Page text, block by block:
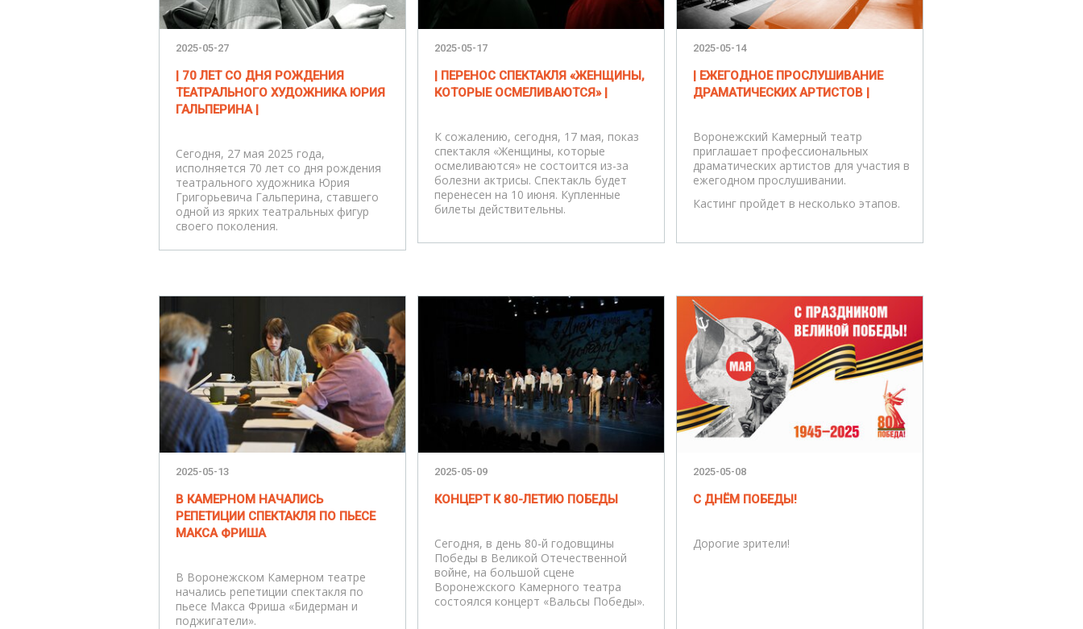
2025-05-27
| 70 ЛЕТ СО ДНЯ РОЖДЕНИЯ
ТЕАТРАЛЬНОГО ХУДОЖНИКА ЮРИЯ
ГАЛЬПЕРИНА |
Сегодня, 27 мая 2025 года,
исполняется 70 лет со дня рождения
театрального художника Юрия
Григорьевича Гальперина, ставшего
одной из ярких театральных фигур
своего поколения.
2025-05-17
| ПЕРЕНОС СПЕКТАКЛЯ «ЖЕНЩИНЫ,
КОТОРЫЕ ОСМЕЛИВАЮТСЯ» |
К сожалению, сегодня, 17 мая, показ
спектакля «Женщины, которые
осмеливаются» не состоится из-за
болезни актрисы. Спектакль будет
перенесен на 10 июня. Купленные
билеты действительны.
2025-05-14
| ЕЖЕГОДНОЕ ПРОСЛУШИВАНИЕ
ДРАМАТИЧЕСКИХ АРТИСТОВ |
Воронежский Камерный театр
приглашает профессиональных
драматических артистов для участия в
ежегодном прослушивании.
Кастинг пройдет в несколько этапов.
2025-05-13
В КАМЕРНОМ НАЧАЛИСЬ
РЕПЕТИЦИИ СПЕКТАКЛЯ ПО ПЬЕСЕ
МАКСА ФРИША
В Воронежском Камерном театре
начались репетиции спектакля по
пьесе Макса Фриша «Бидерман и
поджигатели».
2025-05-09
КОНЦЕРТ К 80-ЛЕТИЮ ПОБЕДЫ
Сегодня, в день 80-й годовщины
Победы в Великой Отечественной
войне, на большой сцене
Воронежского Камерного театра
состоялся концерт «Вальсы Победы».
2025-05-08
С ДНЁМ ПОБЕДЫ!
Дорогие зрители!